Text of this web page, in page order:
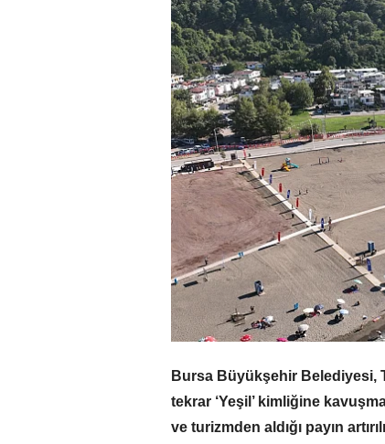
Bursa Büyükşehir Belediyesi,
tekrar ‘Yeşil’ kimliğine
ve turizmden aldığı payın